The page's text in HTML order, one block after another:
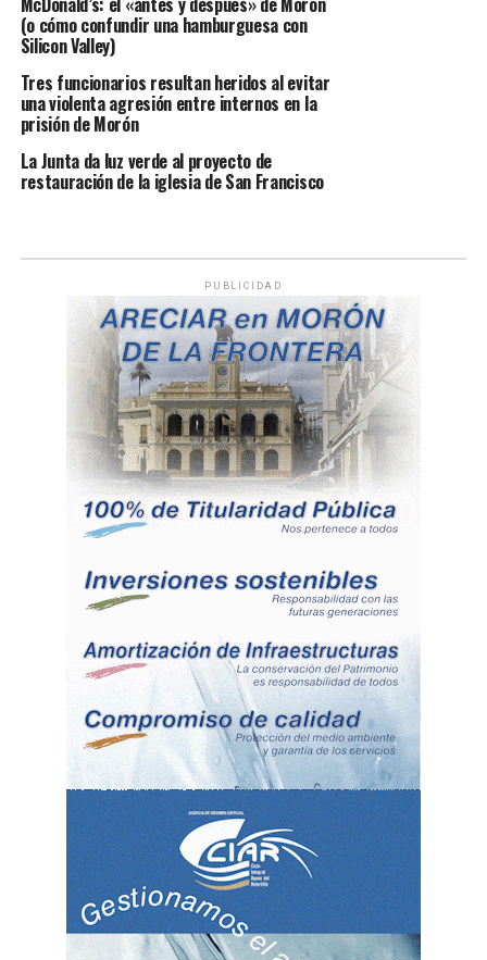
(o cómo confundir una hamburguesa con
Silicon Valley)
Tres funcionarios resultan heridos al evitar
una violenta agresión entre internos en la
prisión de Morón
La Junta da luz verde al proyecto de
restauración de la iglesia de San Francisco
PUBLICIDAD